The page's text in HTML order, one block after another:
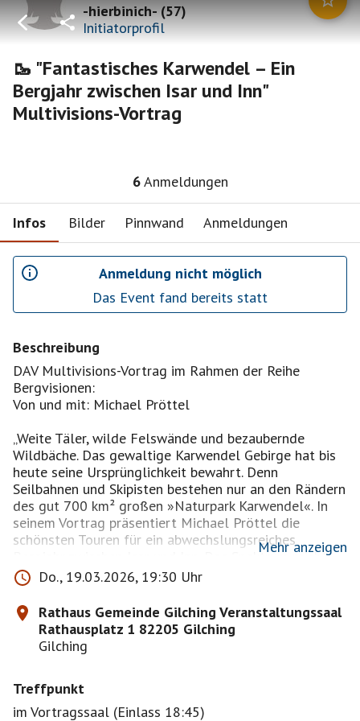
-hierbinich-(57)
Initiatorprofil
🥾 "Fantastisches Karwendel – Ein
Bergjahr zwischen Isar und Inn"
Multivisions-Vortrag
6Anmeldungen
Infos Bilder Pinnwand Anmeldungen
Anmeldung nicht möglich
Das Event fand bereits statt
Beschreibung
DAV Multivisions-Vortrag im Rahmen der Reihe
Bergvisionen:
Von und mit: Michael Pröttel
„Weite Täler, wilde Felswände und bezaubernde
Wildbäche. Das gewaltige Karwendel Gebirge hat bis
heute seine Ursprünglichkeit bewahrt. Denn
Seilbahnen und Skipisten bestehen nur an den Rändern
des gut 700 km² großen »Naturpark Karwendel«. In
seinem Vortrag präsentiert Michael Pröttel die
schönsten Touren für ein abwechslungsreiches
Bergjahr zwischen Isar und Inn. Das Spektrum reicht
dabei von einfachen Talwanderungen zu
anspruchsvollen Gratüberschreitungen, von
gemütlichen Winterwanderungen bis zu steilen
Skitouren-Zielen.“
kommen kann darf gerne schon reingehen und Plätze
reservieren und den genauen Platz auf der Pinnwand
Mehr anzeigen
Do., 19.03.2026, 19:30 Uhr
Rathaus Gemeinde Gilching Veranstaltungssaal
Rathausplatz 1 82205 Gilching
Gilching
Treffpunkt
im Vortragssaal (Einlass 18:45)